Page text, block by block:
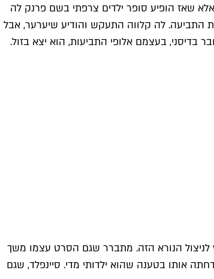
האבוד הפך ללהיט ענק, אלא שאז הופיע סופר ילדים צרפתי בשם פרנק לה
התביעה. לה קלווה התעקש והודיע שיערער, אבל
קץ לניצול הנורא הזה. מתברר שגם הסרט עצמו משך
עם רעיון לסרט על דבורים, וזו דחתה אותו בטענה שהוא ילדותי מדי. סיינפלד, שגם